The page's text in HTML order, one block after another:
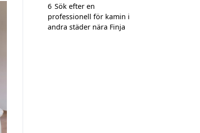
6 Sök efter en
professionell för kamin i
andra städer nära Finja